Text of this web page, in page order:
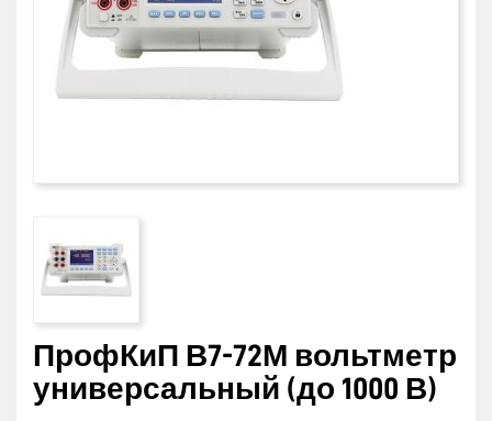
ПрофКиП В7-72М вольтметр
универсальный (до 1000 В)